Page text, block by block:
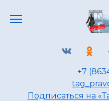
+7
Подписаться на